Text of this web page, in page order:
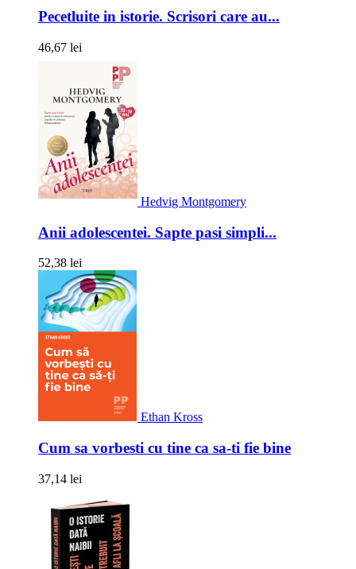
Pecetluite in istorie. Scrisori care au...
46,67 lei
Hedvig Montgomery
Anii adolescentei. Sapte pasi simpli...
52,38 lei
Ethan Kross
Cum sa vorbesti cu tine ca sa-ti fie bine
37,14 lei